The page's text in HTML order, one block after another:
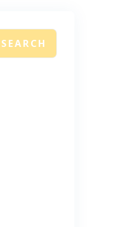
SEARCH